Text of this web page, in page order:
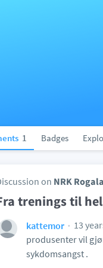
1 Badges
on NRK
trenings til
kattemor
13
produsenter vil
sykdomsangst .